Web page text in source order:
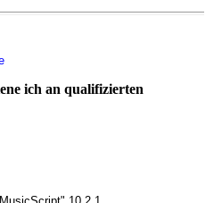
ich an qualifizierten